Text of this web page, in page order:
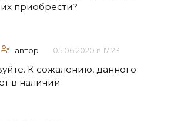
приобрести?
автор 05.06.2020 в 17:23
К сожалению, данного
в наличии